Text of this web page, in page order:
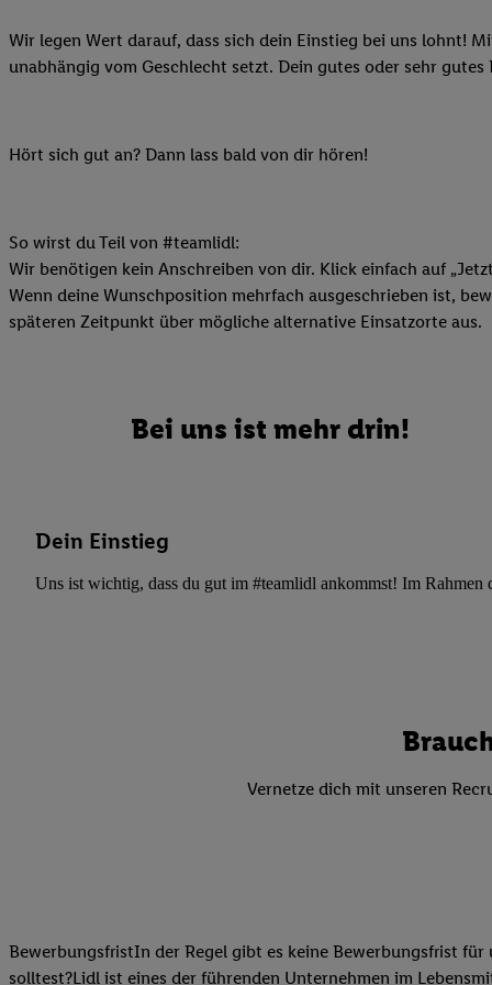
Wir legen Wert darauf, dass sich dein Einstieg bei uns lohnt!
unabhängig vom Geschlecht setzt. Dein gutes oder sehr
Hört sich gut an? Dann lass bald von dir hören!
So wirst du Teil von #teamlidl:
Wir benötigen kein Anschreiben von dir. Klick einfach auf
Wenn deine Wunschposition mehrfach ausgeschrieben ist,
späteren Zeitpunkt über mögliche alternative Einsatzorte aus.
Bei uns ist mehr drin!
Dein Einstieg
Uns ist wichtig, dass du gut im #teamlidl ankommst! Im Rahmen
Vernetze dich mit unseren
BewerbungsfristIn der Regel gibt es keine Bewerbungsfrist
solltest?Lidl ist eines der führenden Unternehmen im
auch Ihre in einen
Zudem erlauben Sie
Adresse und einer
Möglichkeit, Ihre
(„consenthub“)
oder
Klick auf
sämtlicher genannten
Gewährleistung der
oder Zugriff auf
reduzierter Daten